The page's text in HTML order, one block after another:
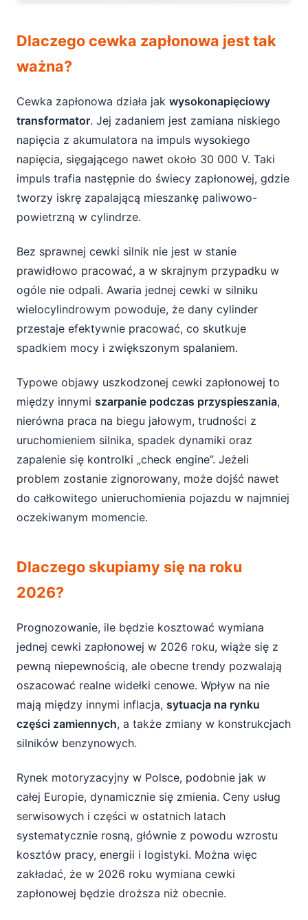
Dlaczego cewka zapłonowa jest tak
ważna?
Cewka zapłonowa działa jak wysokonapięciowy
transformator. Jej zadaniem jest zamiana niskiego
napięcia z akumulatora na impuls wysokiego
napięcia, sięgającego nawet około 30 000 V. Taki
impuls trafia następnie do świecy zapłonowej, gdzie
tworzy iskrę zapalającą mieszankę paliwowo-
powietrzną w cylindrze.
Bez sprawnej cewki silnik nie jest w stanie
prawidłowo pracować, a w skrajnym przypadku w
ogóle nie odpali. Awaria jednej cewki w silniku
wielocylindrowym powoduje, że dany cylinder
przestaje efektywnie pracować, co skutkuje
spadkiem mocy i zwiększonym spalaniem.
Typowe objawy uszkodzonej cewki zapłonowej to
między innymi szarpanie podczas przyspieszania,
nierówna praca na biegu jałowym, trudności z
uruchomieniem silnika, spadek dynamiki oraz
zapalenie się kontrolki „check engine”. Jeżeli
problem zostanie zignorowany, może dojść nawet
do całkowitego unieruchomienia pojazdu w najmniej
oczekiwanym momencie.
Dlaczego skupiamy się na roku
2026?
Prognozowanie, ile będzie kosztować wymiana
jednej cewki zapłonowej w 2026 roku, wiąże się z
pewną niepewnością, ale obecne trendy pozwalają
oszacować realne widełki cenowe. Wpływ na nie
mają między innymi inflacja, sytuacja na rynku
części zamiennych, a także zmiany w konstrukcjach
silników benzynowych.
Rynek motoryzacyjny w Polsce, podobnie jak w
całej Europie, dynamicznie się zmienia. Ceny usług
serwisowych i części w ostatnich latach
systematycznie rosną, głównie z powodu wzrostu
kosztów pracy, energii i logistyki. Można więc
zakładać, że w 2026 roku wymiana cewki
zapłonowej będzie droższa niż obecnie.